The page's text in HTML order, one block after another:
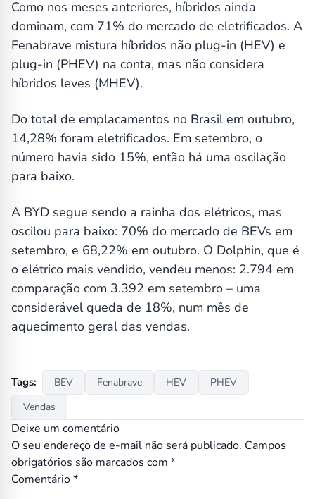
Como nos meses anteriores, híbridos ainda
dominam, com 71% do mercado de eletrificados. A
Fenabrave mistura híbridos não plug-in (HEV) e
plug-in (PHEV) na conta, mas não considera
híbridos leves (MHEV).
Do total de emplacamentos no Brasil em outubro,
14,28% foram eletrificados. Em setembro, o
número havia sido 15%, então há uma oscilação
para baixo.
A BYD segue sendo a rainha dos elétricos, mas
oscilou para baixo: 70% do mercado de BEVs em
setembro, e 68,22% em outubro. O Dolphin, que é
o elétrico mais vendido, vendeu menos: 2.794 em
comparação com 3.392 em setembro – uma
considerável queda de 18%, num mês de
aquecimento geral das vendas.
Tags: BEV Fenabrave HEV
PHEV
Vendas
Deixe um comentário
O seu endereço de e-mail não será publicado. Campos
obrigatórios são marcados com *
Comentário*